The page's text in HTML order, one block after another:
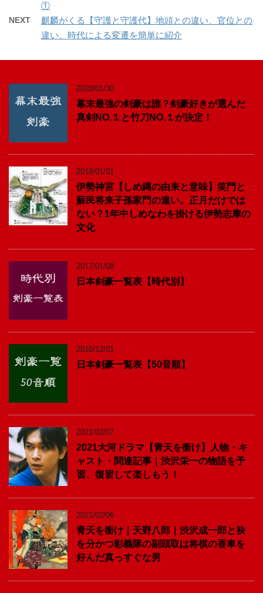
①
NEXT
麒麟がくる【守護と守護代】地頭との違い、官位との
違い、時代による変遷を簡単に紹介
2020/01/30
幕末最強の剣豪は誰？剣豪好きが選んだ
真剣NO.１と竹刀NO.１が決定！
2018/01/01
伊勢神宮【しめ縄の由来と意味】笑門と
蘇民将来子孫家門の違い。正月だけでは
ない？1年中しめなわを掛ける伊勢志摩の
文化
2017/01/08
日本剣豪一覧表【時代別】
2016/12/01
日本剣豪一覧表【50音順】
2021/02/07
2021大河ドラマ【青天を衝け】人物・キ
ャスト・関連記事｜渋沢栄一の物語を予
習、復習して楽しもう！
2021/02/06
青天を衝け｜天野八郎｜渋沢成一郎と袂
を分かつ彰義隊の副頭取は将棋の香車を
好んだ真っすぐな男